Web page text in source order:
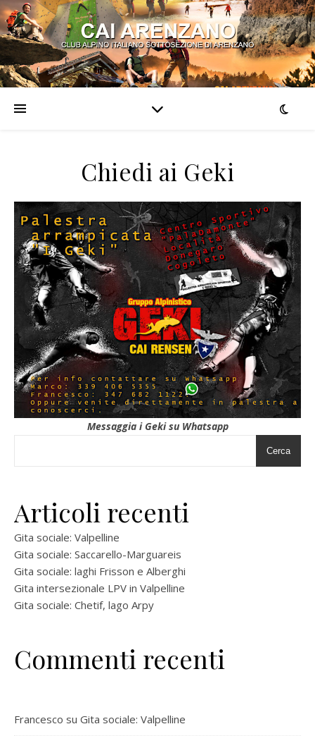
Chiedi ai Geki
Messaggia i Geki su Whatsapp
Cerca
Articoli recenti
Gita sociale: Valpelline
Gita sociale: Saccarello-Marguareis
Gita sociale: laghi Frisson e Alberghi
Gita intersezionale LPV in Valpelline
Gita sociale: Chetif, lago Arpy
Commenti recenti
Francesco su Gita sociale: Valpelline